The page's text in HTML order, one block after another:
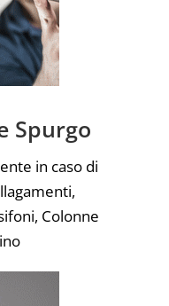
Spurgo
in caso di
Colonne